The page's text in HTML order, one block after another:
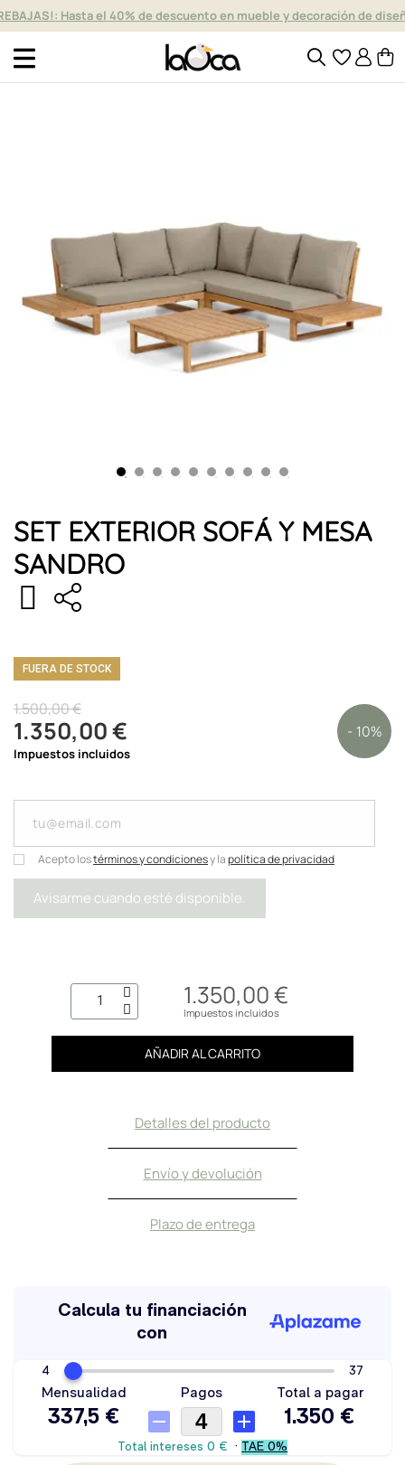
Hasta el 40% de descuento en mueble y decoración de
SET EXTERIOR SOFÁ Y MESA
SANDRO
FUERA DE STOCK
1.500,00 €
1.350,00 € - 10%
Impuestos incluidos
Acepto lostérminos y condicionesy lapolítica de privacidad
Avisarme cuando esté disponible.
1.350,00 €
Impuestos incluidos
AÑADIR AL CARRITO
Detalles del producto
Envío y devolución
Plazo de entrega